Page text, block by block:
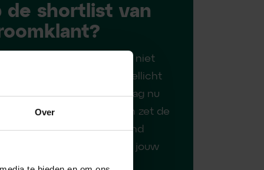
Over
de shortlist van
focus breng je niet
wil je advies. En wellicht
ondersteuning. Vraag nu
Demand Gen Audit aan en zet de
jouw onderzoek of demand
passend antwoord is op jouw